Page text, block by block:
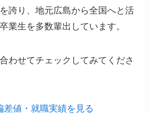
誇り、地元広島から全国へと活
業生を多数輩出しています。
わせてチェックしてみてくださ
差値・就職実績を見る